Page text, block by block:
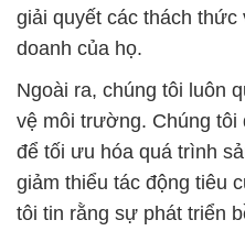
giải quyết các thách
doanh của họ.
Ngoài ra, chúng tôi luôn
vệ môi trường. Chúng
để tối ưu hóa quá trình
giảm thiểu tác động tiêu
tôi tin rằng sự phát triển